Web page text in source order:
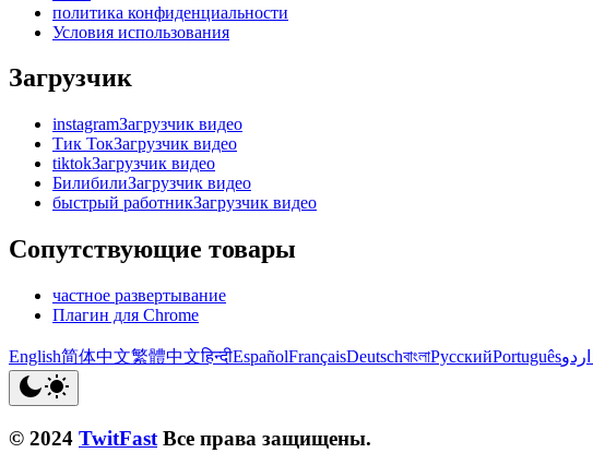
политика конфиденциальности
Условия использования
Загрузчик
instagramЗагрузчик видео
Тик ТокЗагрузчик видео
tiktokЗагрузчик видео
БилибилиЗагрузчик видео
быстрый работникЗагрузчик видео
Сопутствующие товары
частное развертывание
Плагин для Chrome
English简体中文繁體中文हिन्दीEspañolFrançaisDeutschবাংলাРусскийPortuguêsاردو
© 2024 TwitFast Все права защищены.